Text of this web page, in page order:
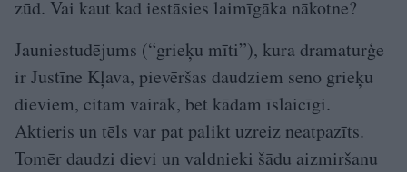
zūd. Vai kaut kad iestāsies laimīgāka nākotne?
Jauniestudējums (“grieķu mīti”), kura dramaturģe
ir Justīne Kļava, pievēršas daudziem seno grieķu
dieviem, citam vairāk, bet kādam īslaicīgi.
Aktieris un tēls var pat palikt uzreiz neatpazīts.
Tomēr daudzi dievi un valdnieki šādu aizmiršanu